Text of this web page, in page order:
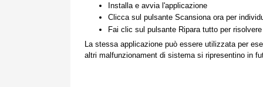
Installa e avvia l'applicazione
Clicca sul pulsante Scansiona ora per
Fai clic sul pulsante Ripara tutto per
La stessa applicazione può essere utilizzata per
altri malfunzionament di sistema si ripresentino in